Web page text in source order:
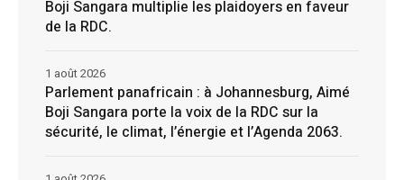
Boji Sangara multiplie les plaidoyers en faveur
de la RDC.
Parlement panafricain : à Johannesburg, Aimé
Boji Sangara porte la voix de la RDC sur la
sécurité, le climat, l’énergie et l’Agenda 2063.
1 août 2026